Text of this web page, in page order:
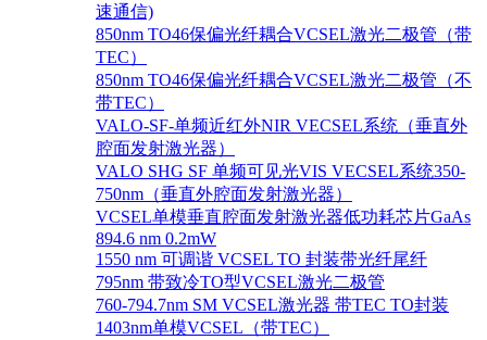
速通信)
850nm TO46保偏光纤耦合VCSEL激光二极管（带
TEC）
850nm TO46保偏光纤耦合VCSEL激光二极管（不
带TEC）
VALO-SF-单频近红外NIR VECSEL系统（垂直外
腔面发射激光器）
VALO SHG SF 单频可见光VIS VECSEL系统350-
750nm（垂直外腔面发射激光器）
VCSEL单模垂直腔面发射激光器低功耗芯片GaAs
894.6 nm 0.2mW
1550 nm 可调谐 VCSEL TO 封装带光纤尾纤
795nm 带致冷TO型VCSEL激光二极管
760-794.7nm SM VCSEL激光器 带TEC TO封装
1403nm单模VCSEL（带TEC）